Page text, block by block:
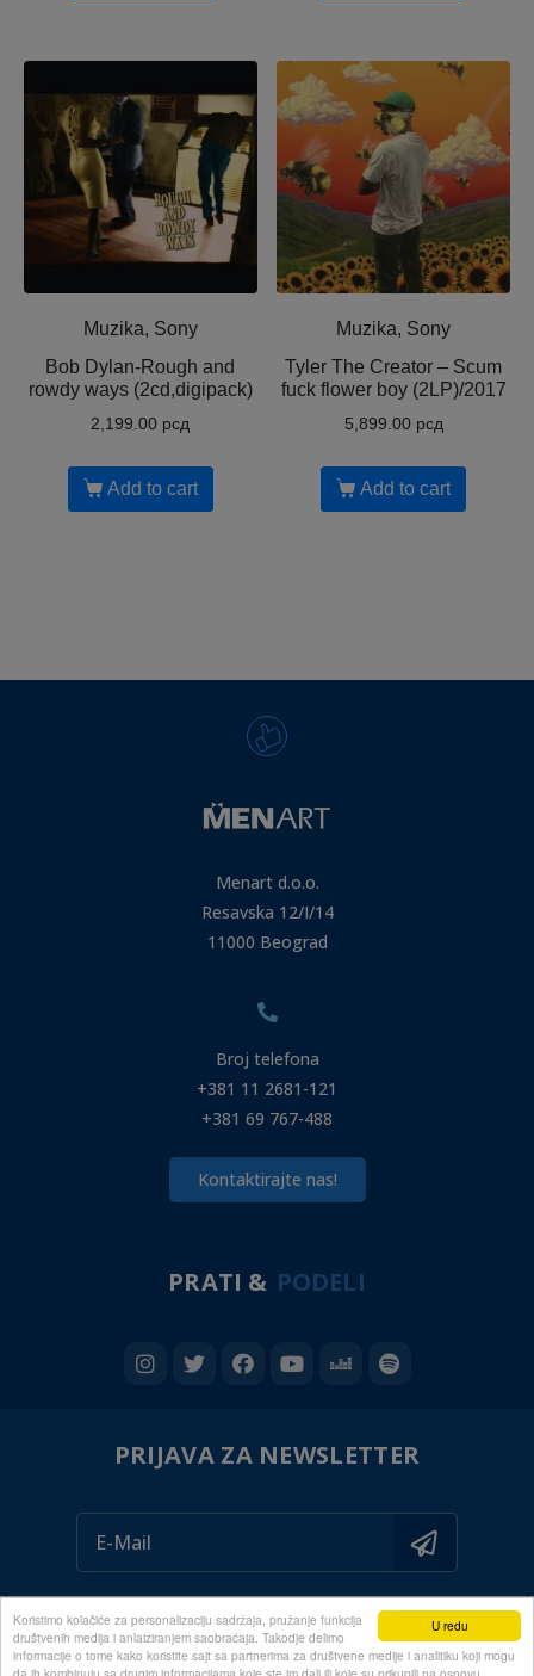
U redu
Koristimo kolačiće za personalizaciju sadržaja, pružanje funkcija
društvenih medija i anlaiziranjem saobraćaja. Takodje delimo
informacije o tome kako koristite sajt sa partnerima za društvene medije i analitiku koji mogu
Muzika, Sony
Bob Dylan-Rough and
rowdy ways (2cd,digipack)
2,199.00 рсд
Add to cart
Muzika, Sony
Tyler The Creator ‎– Scum
fuck flower boy (2LP)/2017
5,899.00 рсд
Add to cart
Menart d.o.o.
Resavska 12/I/14
11000 Beograd
Broj telefona
+381 11 2681-121
+381 69 767-488
Kontaktirajte nas!
PRATI & PODELI
PRIJAVA ZA NEWSLETTER